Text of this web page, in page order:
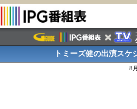
トミーズ健の出演スケ
8